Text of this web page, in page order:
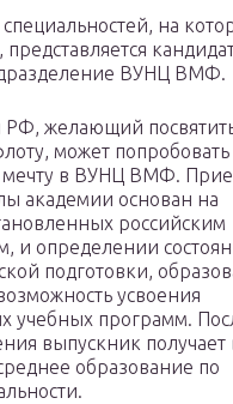
на
ВУНЦ ВМФ.
желающий
может попробовать
мечту в ВУНЦ ВМФ.
академии основан на
российским
и определении
подготовки,
усвоения
учебных программ.
выпускник
образование по